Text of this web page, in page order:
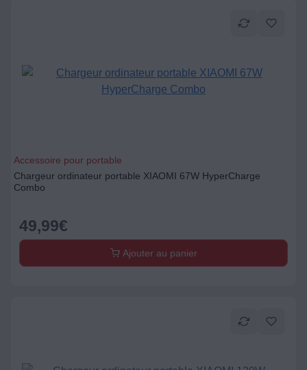
Accessoire pour portable
Chargeur ordinateur portable XIAOMI 67W HyperCharge
Combo
49,99€
Ajouter au panier